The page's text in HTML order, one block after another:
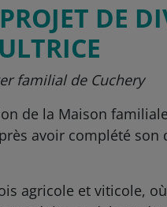
DE
familial de Cuchery
de la Maison
avoir complété son
agricole et viticole,